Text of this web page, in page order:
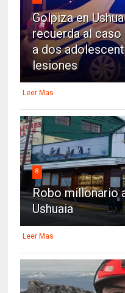
Golpiza en
recuerda al
a dos
lesiones
Leer Mas
8
Robo millonario
Ushuaia
Leer Mas